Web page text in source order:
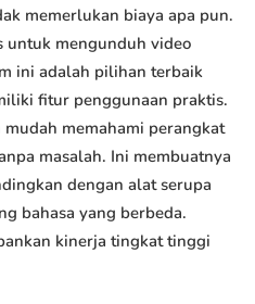
memerlukan biaya apa pun.
untuk mengunduh video
ini adalah pilihan terbaik
fitur penggunaan praktis.
memahami perangkat
masalah. Ini membuatnya
dengan alat serupa
bahasa yang berbeda.
kinerja tingkat tinggi